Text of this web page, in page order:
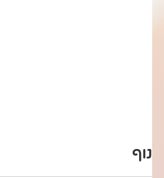
נוף